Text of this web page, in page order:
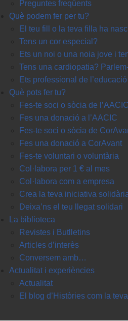
Preguntes freqüents
Què podem fer per tu?
El teu fill o la teva filla ha
Tens un cor especial?
Ets un noi o una noia jove i
Tens una cardiopatia?
Ets professional de
Què pots fer tu?
Fes-te soci o sòcia de l’AACIC
Fes una donació a l’AACIC
Fes-te soci o sòcia de
Fes una donació a CorAvant
Fes-te voluntari o voluntària
Col·labora per 1 € al mes
Col·labora com a empresa
Crea la teva iniciativa
Deixa’ns el teu llegat solidari
La biblioteca
Revistes i Butlletins
Articles d’interès
Conversem amb…
Actualitat i experiències
Actualitat
El blog d’Històries com la teva